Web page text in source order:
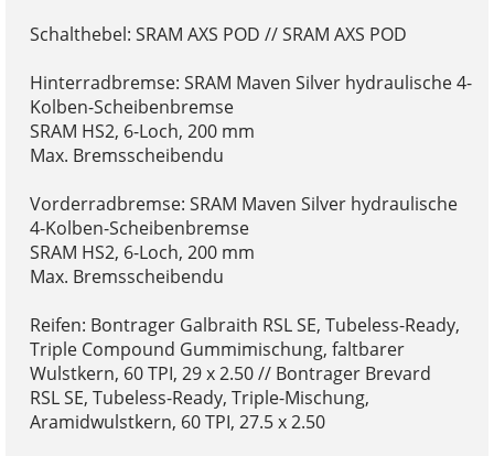
Schalthebel: SRAM AXS POD // SRAM AXS POD
Hinterradbremse: SRAM Maven Silver hydraulische 4-
Kolben-Scheibenbremse
SRAM HS2, 6-Loch, 200 mm
Max. Bremsscheibendu
Vorderradbremse: SRAM Maven Silver hydraulische
4-Kolben-Scheibenbremse
SRAM HS2, 6-Loch, 200 mm
Max. Bremsscheibendu
Reifen: Bontrager Galbraith RSL SE, Tubeless-Ready,
Triple Compound Gummimischung, faltbarer
Wulstkern, 60 TPI, 29 x 2.50 // Bontrager Brevard
RSL SE, Tubeless-Ready, Triple-Mischung,
Aramidwulstkern, 60 TPI, 27.5 x 2.50